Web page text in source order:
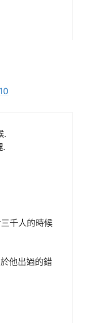
.
.
千人的時候
他出過的錯